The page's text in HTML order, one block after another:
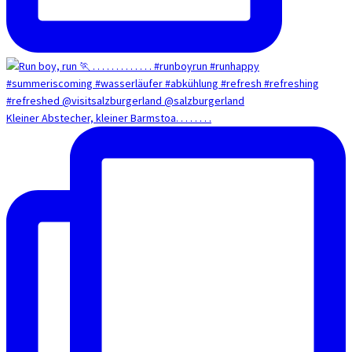
Kleiner Abstecher, kleiner Barmstoa. . . . . . . .